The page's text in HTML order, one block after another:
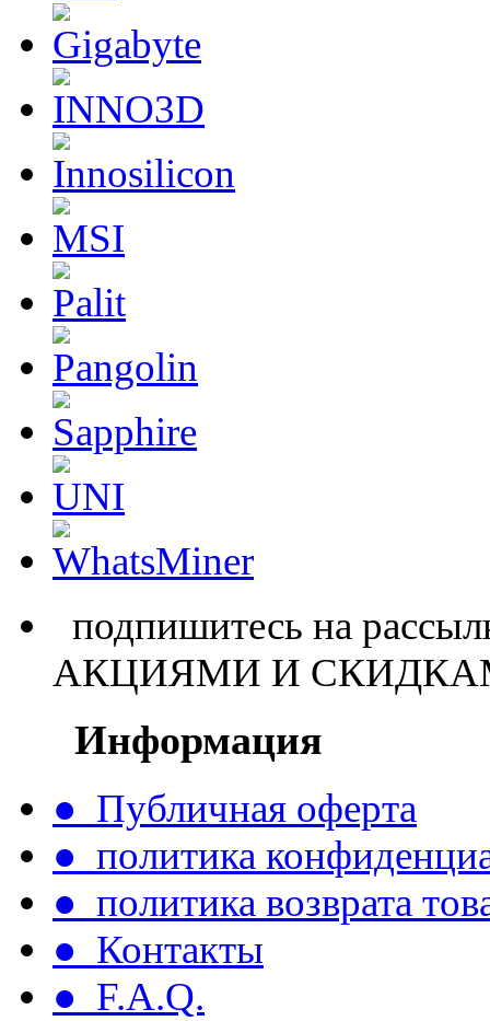
подпишитесь на
АКЦИЯМИ И
Информация
● Публичная оферта
● политика
● политика возврата
● Контакты
● F.A.Q.